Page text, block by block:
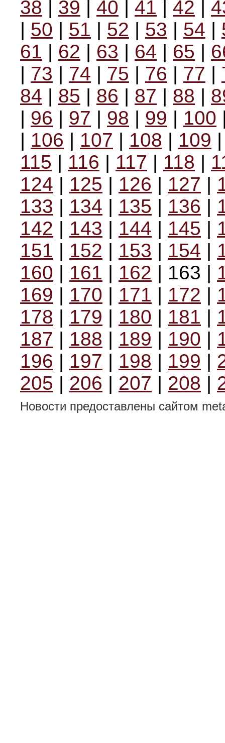
38 | 39 | 40 | 41 | 42 |
| 50 | 51 | 52 | 53 | 54 |
61 | 62 | 63 | 64 | 65 |
| 73 | 74 | 75 | 76 | 77 |
84 | 85 | 86 | 87 | 88 |
| 96 | 97 | 98 | 99 | 100
| 106 | 107 | 108 | 109
115 | 116 | 117 | 118 |
124 | 125 | 126 | 127 |
133 | 134 | 135 | 136 |
142 | 143 | 144 | 145 |
151 | 152 | 153 | 154 |
160 | 161 | 162 | 163 |
169 | 170 | 171 | 172 |
178 | 179 | 180 | 181 |
187 | 188 | 189 | 190 |
196 | 197 | 198 | 199 |
205 | 206 | 207 | 208 |
Новости предоставлены сайтом